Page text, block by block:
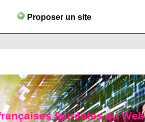
Proposer un site
lauréates au Web